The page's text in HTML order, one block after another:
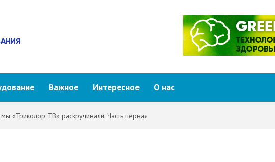
Важное Интересное О нас
«Триколор ТВ» раскручивали. Часть первая